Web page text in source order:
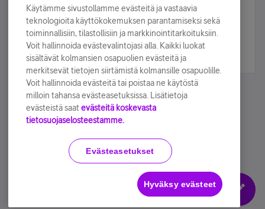
sähköpostiisi.
Tilaa nyt
Käyttöehdot Accessibility statement
Evästeasetukset
Käytämme sivustollamme evästeitä ja vastaavia
teknologioita käyttökokemuksen parantamiseksi sekä
toiminnallisiin, tilastollisiin ja markkinointitarkoituksiin.
Voit hallinnoida evästevalintojasi alla. Kaikki luokat
sisältävät kolmansien osapuolien evästeitä ja
merkitsevät tietojen siirtämistä kolmansille osapuolille.
Voit hallinnoida evästeitä tai poistaa ne käytöstä
milloin tahansa evästeasetuksissa. Lisätietoja
evästeistä saat evästeitä koskevasta
tietosuojaselosteestamme.
Evästeasetukset
Hyväksy evästeet